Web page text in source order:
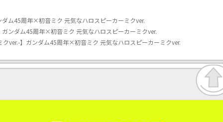
ム45周年×初音ミク 元気なハロスピーカーミクver.
ンダム45周年×初音ミク 元気なハロスピーカーミクver.
クver.-】ガンダム45周年×初音ミク 元気なハロスピーカーミクver.